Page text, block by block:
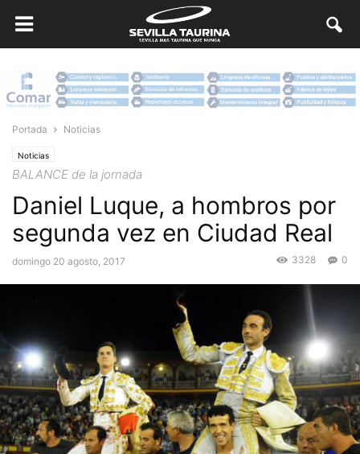
Portada Noticias
Noticias
BALANCE de la jornada
Daniel Luque, a hombros por
segunda vez en Ciudad Real
domingo 20 agosto, 2017 0
3328